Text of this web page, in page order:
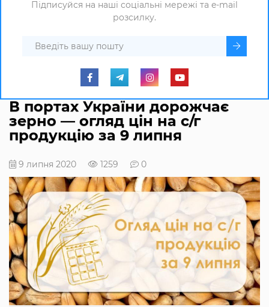
Підписуйся на наші соціальні мережі та e-mail
розсилку.
В портах України дорожчає
зерно — огляд цін на с/г
продукцію за 9 липня
9 липня 2020 1259 0